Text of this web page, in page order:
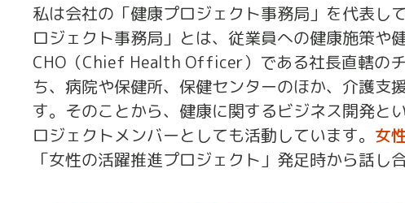
私は会社の「健康プロジェクト事務局」を代表し
ロジェクト事務局」とは、従業員への健康施策や
CHO（Chief Health Officer）である社長直轄の
ち、病院や保健所、保健センターのほか、介護支
す。そのことから、健康に関するビジネス開発と
ロジェクトメンバーとしても活動しています。 女
「女性の活躍推進プロジェクト」発足時から話し